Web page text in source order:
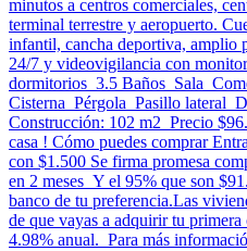
minutos a centros comerciales,
terminal terrestre y aeropuerto.
infantil, cancha deportiva, amplio
24/7 y videovigilancia con
dormitorios 3.5 Baños Sala
Cisterna Pérgola Pasillo lateral
Construcción: 102 m2 Precio
casa ! Cómo puedes comprar
con $1.500 Se firma promesa
en 2 meses Y el 95% que son
banco de tu preferencia.Las
de que vayas a adquirir tu
4.98% anual. Para más